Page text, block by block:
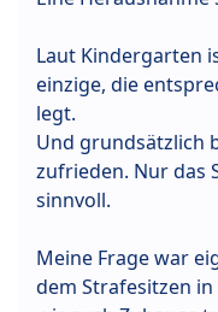
Laut Kindergarten
einzige, die
legt.
Und grundsätzlich
zufrieden. Nur das
sinnvoll.
Meine Frage war
dem Strafesitzen